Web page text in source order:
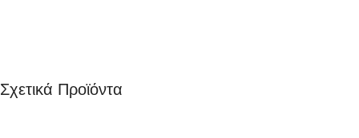
Σχετικά Προϊόντα